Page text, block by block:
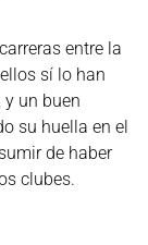
entre la
sí lo han
un buen
su huella en el
de haber
clubes.